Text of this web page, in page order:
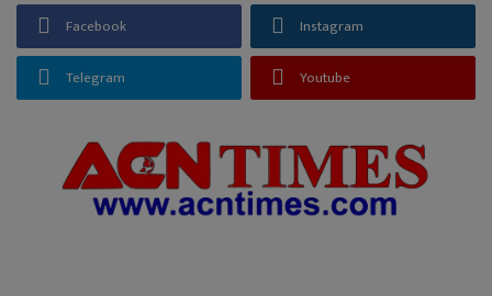
Facebook Instagram
Telegram Youtube